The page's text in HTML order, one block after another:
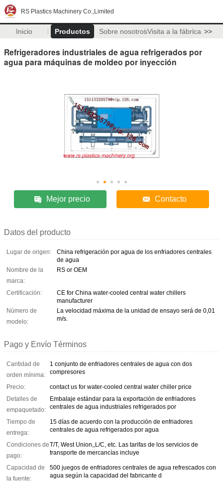
RS Plastics Machinery Co.,Limited
Inicio Productos Sobre nosotrosVisita a la fábrica >>
Refrigeradores industriales de agua refrigerados por
agua para máquinas de moldeo por inyección
Mejor precio Contacto
Datos del producto
Lugar de origen:
China refrigeración por agua de los enfriadores centrales
de agua
Nombre de la
marca:
RS or OEM
Certificación:
CE for China water-cooled central water chillers
manufacturer
Número de
modelo:
La velocidad máxima de la unidad de ensayo será de 0,01
m/s.
Pago y Envío Términos
Cantidad de
orden mínima:
1 conjunto de enfriadores centrales de agua con dos
compresores
Precio:
contact us for water-cooled central water chiller price
Detalles de
empaquetado:
Embalaje estándar para la exportación de enfriadores
centrales de agua industriales refrigerados por
Tiempo de
entrega:
15 días de acuerdo con la producción de enfriadores
centrales de agua refrigerados por agua
Condiciones de
pago:
T/T, West Union,,L/C, etc. Las tarifas de los servicios de
transporte de mercancías incluye
Capacidad de
la fuente:
500 juegos de enfriadores centrales de agua refrescados con
agua según la capacidad del fabricante d